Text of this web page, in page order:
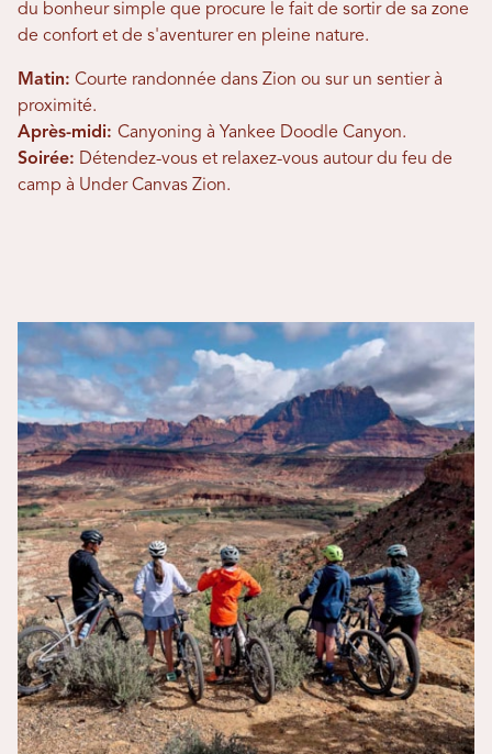
du bonheur simple que procure le fait de sortir de sa zone
de confort et de s'aventurer en pleine nature.
Matin: Courte randonnée dans Zion ou sur un sentier à
proximité.
Après-midi: Canyoning à Yankee Doodle Canyon.
Soirée: Détendez-vous et relaxez-vous autour du feu de
camp à Under Canvas Zion.